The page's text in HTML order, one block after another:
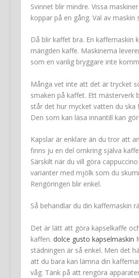
Svinnet blir mindre. Vissa
koppar på en gång. Val av maskin
Då blir kaffet bra. En kaffemaskin
mängden kaffe. Maskinerna
som en vanlig bryggare inte
Många vet inte att det är trycket
smaken på kaffet. Ett mästerverk
står det hur mycket vatten du ska
Den som kan läsa innantill kan
Kapslar är enklare än du tror att
finns ju en del omkring själva
Särskilt när du vill göra
varianter med mjölk som du
Rengöringen blir enkel.
Så behandlar du din kaffemaskin
Det är lätt att göra kapselkaffe
kaffen. dolce gusto kapselmaskin
städningen är så enkel. Men det
att du bara kan lämna din
våg. Tänk på att rengöra